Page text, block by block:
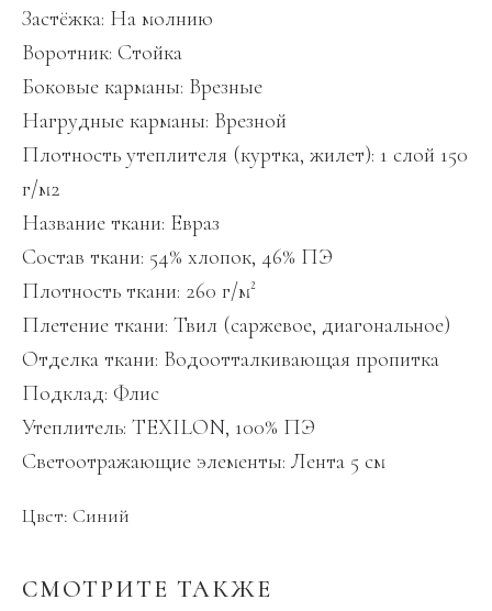
Застёжка: На молнию
Воротник: Стойка
Боковые карманы: Врезные
Нагрудные карманы: Врезной
Плотность утеплителя (куртка, жилет): 1 слой 150
г/м2
Название ткани: Евраз
Состав ткани: 54% хлопок, 46% ПЭ
Плотность ткани: 260 г/м²
Плетение ткани: Твил (саржевое, диагональное)
Отделка ткани: Водоотталкивающая пропитка
Подклад: Флис
Утеплитель: TEXILON, 100% ПЭ
Светоотражающие элементы: Лента 5 см
Цвет: Синий
СМОТРИТЕ ТАКЖЕ